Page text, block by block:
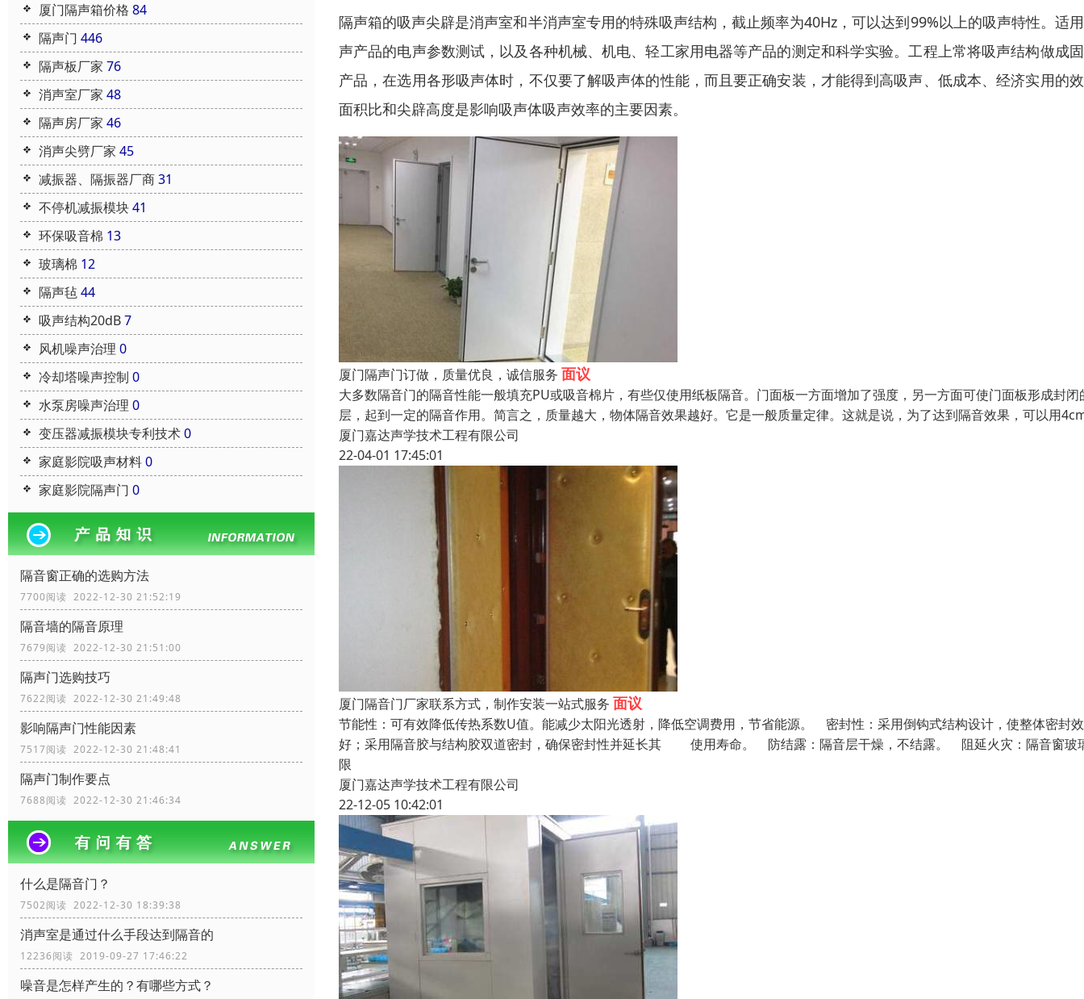
厦门隔声箱价格 84
隔声门 446
隔声板厂家 76
消声室厂家 48
隔声房厂家 46
消声尖劈厂家 45
减振器、隔振器厂商31
不停机减振模块41
环保吸音棉 13
玻璃棉 12
隔声毡44
吸声结构20dB7
风机噪声治理 0
冷却塔噪声控制 0
水泵房噪声治理 0
变压器减振模块专利技术0
家庭影院吸声材料0
家庭影院隔声门 0
隔音窗正确的选购方法
7700阅读 2022-12-30 21:52:19
隔音墙的隔音原理
7679阅读 2022-12-30 21:51:00
隔声门选购技巧
7622阅读 2022-12-30 21:49:48
影响隔声门性能因素
7517阅读 2022-12-30 21:48:41
隔声门制作要点
7688阅读 2022-12-30 21:46:34
什么是隔音门？
7502阅读 2022-12-30 18:39:38
消声室是通过什么手段达到隔音的
12236阅读 2019-09-27 17:46:22
噪音是怎样产生的？有哪些方式？
隔声箱的吸声尖辟是消声室和半消声室专用的特殊吸声结构，截止频率为40Hz，可以达到99%以上的吸声特性。适
声产品的电声参数测试，以及各种机械、机电、轻工家用电器等产品的测定和科学实验。工程上常将吸声结构做成
产品，在选用各形吸声体时，不仅要了解吸声体的性能，而且要正确安装，才能得到高吸声、低成本、经济实用的
面积比和尖辟高度是影响吸声体吸声效率的主要因素。
厦门隔声门订做，质量优良，诚信服务 面议
大多数隔音门的隔音性能一般填充PU或吸音棉片，有些仅使用纸板隔音。门面板一方面增加了强度，另一方面可使门面板形成封闭
层，起到一定的隔音作用。简言之，质量越大，物体隔音效果越好。它是一般质量定律。这就是说，为了达到隔音效果，可以用
厦门嘉达声学技术工程有限公司
22-04-01 17:45:01
厦门隔音门厂家联系方式，制作安装一站式服务 面议
节能性：可有效降低传热系数U值。能减少太阳光透射，降低空调费用，节省能源。 密封性：采用倒钩式结构设计，使整体密封
好；采用隔音胶与结构胶双道密封，确保密封性并延长其 使用寿命。 防结露：隔音层干燥，不结露。 阻延火灾：隔音窗玻
限
厦门嘉达声学技术工程有限公司
22-12-05 10:42:01